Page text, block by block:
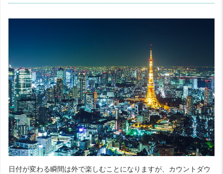
日付が変わる瞬間は外で楽しむことになりますが、カウントダウ